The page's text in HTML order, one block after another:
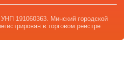
191060363. Минский городской
в торговом реестре